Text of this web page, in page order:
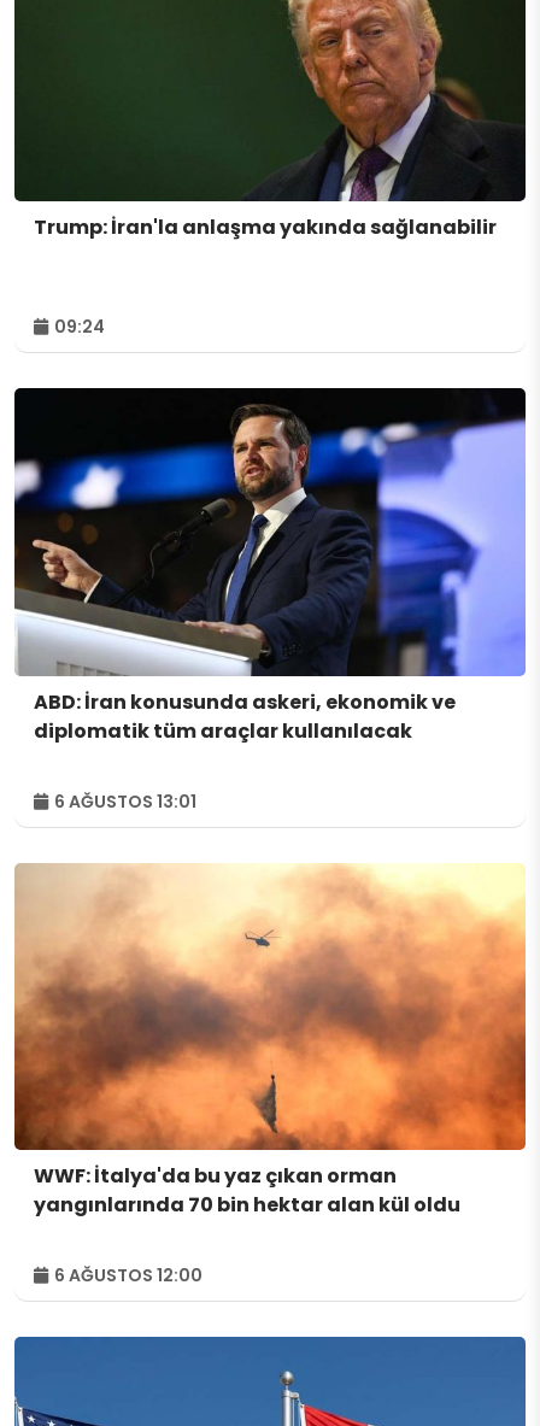
Trump: İran'la anlaşma yakında sağlanabilir
09:24
ABD: İran konusunda askeri, ekonomik ve
diplomatik tüm araçlar kullanılacak
6 AĞUSTOS 13:01
WWF: İtalya'da bu yaz çıkan orman
yangınlarında 70 bin hektar alan kül oldu
6 AĞUSTOS 12:00